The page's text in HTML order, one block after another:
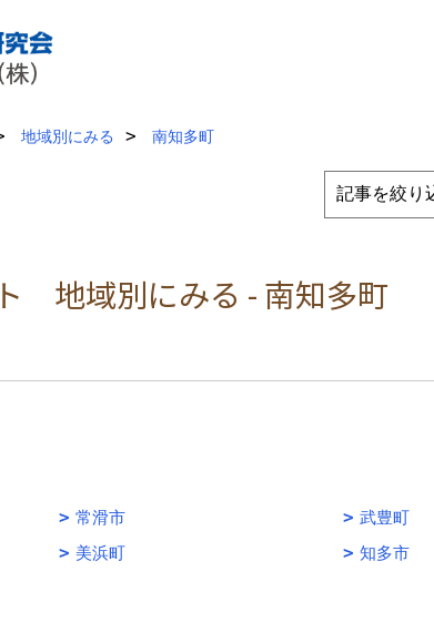
地域別にみる 南知多町
地域別にみる - 南知多町
常滑市 武豊町
美浜町 知多市